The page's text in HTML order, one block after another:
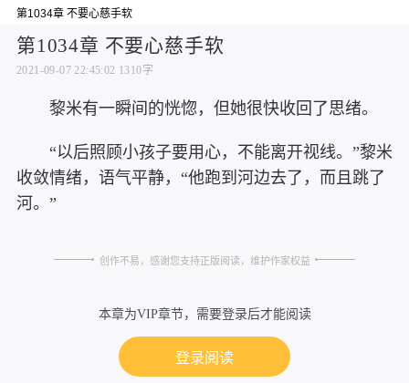
第1034章 不要心慈手软
第1034章 不要心慈手软
2021-09-07 22:45:02 1310字
黎米有一瞬间的恍惚，但她很快收回了思绪。
“以后照顾小孩子要用心，不能离开视线。”黎米
收敛情绪，语气平静，“他跑到河边去了，而且跳了
河。”
创作不易，感谢您支持正版阅读，维护作家权益
本章为VIP章节，需要登录后才能阅读
登录阅读